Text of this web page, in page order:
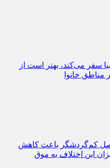
سفر می‌کند، بهتر است از
مناطق خانوا
فصل کم‌گردشگر باعث کاهش
این اختلاف به موق